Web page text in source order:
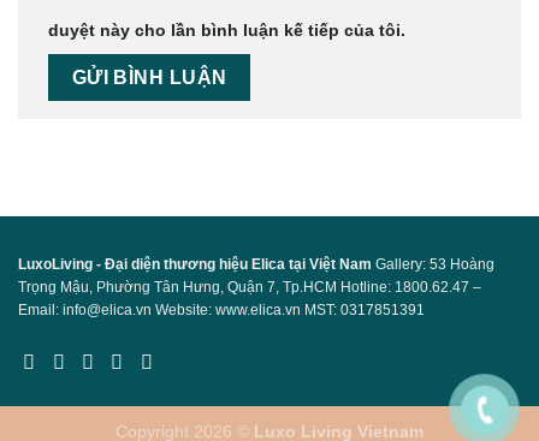
duyệt này cho lần bình luận kế tiếp của tôi.
LuxoLiving - Đại diện thương hiệu Elica tại Việt Nam Gallery: 53 Hoàng
Trọng Mậu, Phường Tân Hưng, Quận 7, Tp.HCM Hotline: 1800.62.47 –
Email: info@elica.vn Website: www.elica.vn MST: 0317851391
Copyright 2026 © Luxo Living Vietnam